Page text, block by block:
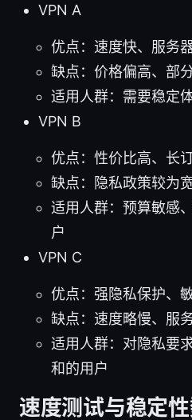
VPN A
优点：速度快、服务
缺点：价格偏高、部
适用人群：需要稳定
VPN B
优点：性价比高、长
缺点：隐私政策较为
适用人群：预算敏感
户
VPN C
优点：强隐私保护、
缺点：速度略慢、服
适用人群：对隐私要
和的用户
速度测试与稳定性